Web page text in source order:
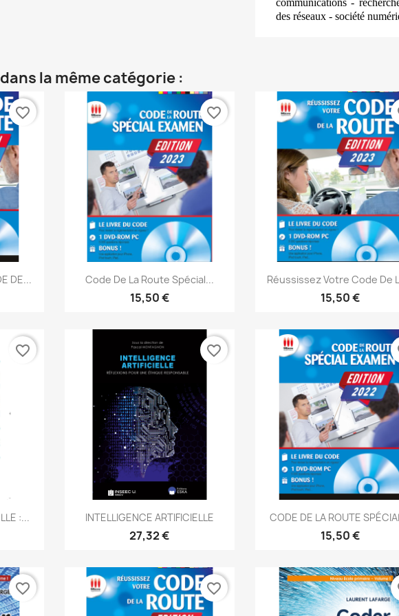
communications -
des réseaux - société
la même catégorie :
DE...
favorite_border
Aperçu rapide
Code De La Route Spécial...
15,50 €
favorite_border
Aperçu rapide
Réussissez Votre Code De
15,50 €
:...
favorite_border
Aperçu rapide
INTELLIGENCE ARTIFICIELLE
27,32 €
favorite_border
Aperçu rapide
CODE DE LA ROUTE
15,50 €
favorite_border favorite_border